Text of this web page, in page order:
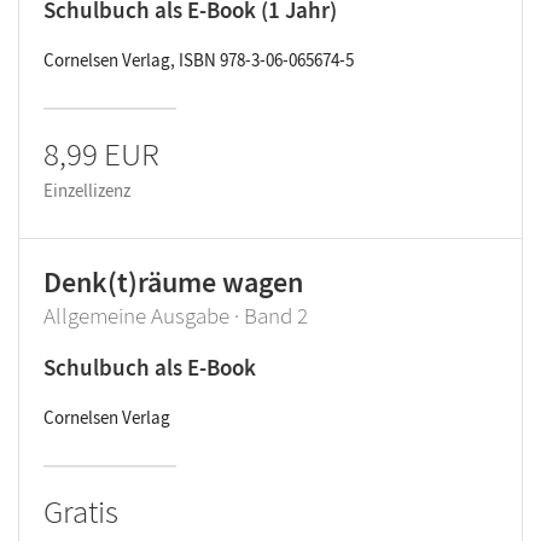
Schulbuch als E-Book (1 Jahr)
Cornelsen Verlag, ISBN 978-3-06-065674-5
8,99 EUR
Einzellizenz
Denk(t)räume wagen
Allgemeine Ausgabe · Band 2
Schulbuch als E-Book
Cornelsen Verlag
Gratis